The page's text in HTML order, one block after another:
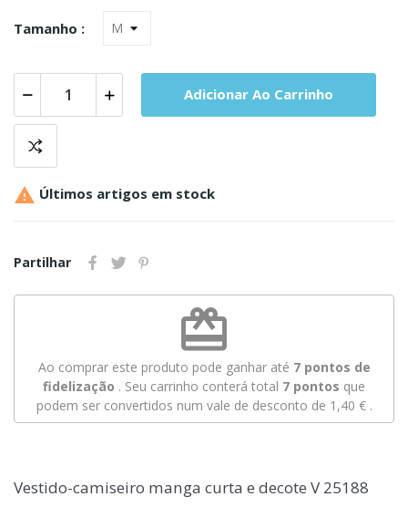
Tamanho :
Adicionar Ao Carrinho
 Últimos artigos em stock
Partilhar
redeem
Ao comprar este produto pode ganhar até 7pontos de
fidelização . Seu carrinho conterá total 7 pontos que
podem ser convertidos num vale de desconto de 1,40 €.
Vestido-camiseiro manga curta e decote V 25188